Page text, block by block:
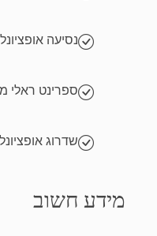
נסיעה
ספרינט ראלי
שדרוג
מידע חשוב